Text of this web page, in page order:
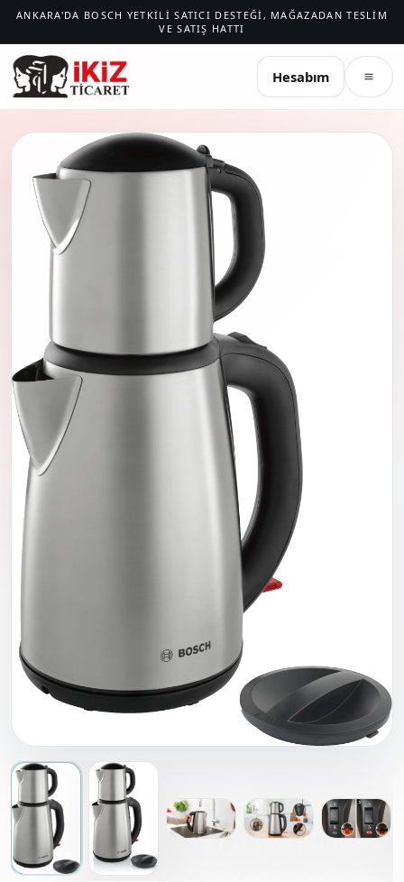
ANKARA'DA BOSCH YETKILI SATICI DESTEĞI, MAĞAZADAN TESLIM
VE SATIŞ HATTI
İKIZ TICARET
Hesabım